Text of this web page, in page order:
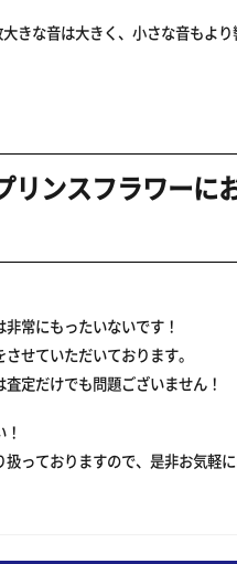
な音は大きく、小さな音もより
リンスフラワーに
常にもったいないです！
せていただいております。
定だけでも問題ございません！
っておりますので、是非お気軽